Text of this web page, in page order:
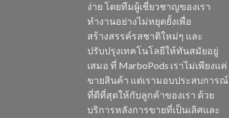
ง่าย โดยทีมผู้เชี่ยวชาญของเรา
ทำงานอย่างไม่หยุดยั้งเพื่อ
สร้างสรรค์รสชาติใหม่ๆ และ
ปรับปรุงเทคโนโลยีให้ทันสมัยอยู่
เสมอ ที่ MarboPods เราไม่เพียงแค่
ขายสินค้า แต่เรามอบประสบการณ์
ที่ดีที่สุดให้กับลูกค้าของเรา ด้วย
บริการหลังการขายที่เป็นเลิศและ